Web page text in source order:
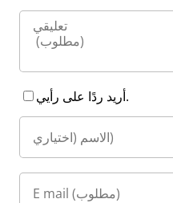
أريد ردًا على رأيي.